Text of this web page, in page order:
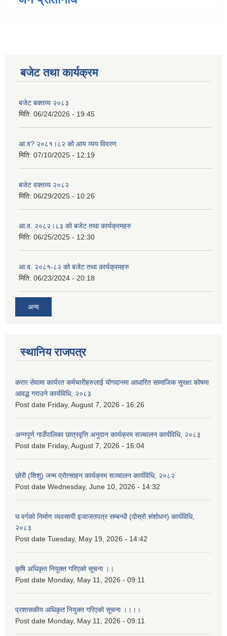
बजेट तथा कार्यक्रम
बजेट बक्तव्य २०८३
मिति: 06/24/2026 - 19:45
आ.व? २०८१।८२ को आय व्यय विवरण
मिति: 07/10/2025 - 12:19
बजेट वक्तव्य २०८२
मिति: 06/29/2025 - 10:26
आ.व. २०८२।८३ को बजेट तथा कार्यक्रमहरु
मिति: 06/25/2025 - 12:30
आ.व. २०८१-८२ को बजेट तथा कार्यक्रमहरु
मिति: 06/23/2024 - 20:18
अन्य
स्थानिय राजपत्र
करार सेवामा कार्यरत कर्मचारीहरुलाई योगदानमा आधारित सामाजिक सुरक्षा कोषमा
आवद्ध गराउने कार्यविधि, २०८३
Post date Friday, August 7, 2026 - 16:26
अन्नपूर्ण गाउँपालिका छात्रवृत्ति अनुदान कार्यक्रम सञ्चालन कार्यविधि, २०८३
Post date Friday, August 7, 2026 - 16:04
छोरी (शिशु) जन्म प्रोत्साहन कार्यक्रम सञ्चालन कार्यविधि, २०८२
Post date Wednesday, June 10, 2026 - 14:32
घ वर्गको निर्माण व्यवसायी इजाजतपत्र सम्बन्धी (दोस्रो संशोधन) कार्यविधि,
२०८३
Post date Tuesday, May 19, 2026 - 14:42
कृषि अधिकृत नियुक्त गरिएको सूचना ।।
Post date Monday, May 11, 2026 - 09:11
प्रशासकीय अधिकृत नियुक्त गरिएको सूचना ।।।।
Post date Monday, May 11, 2026 - 09:11